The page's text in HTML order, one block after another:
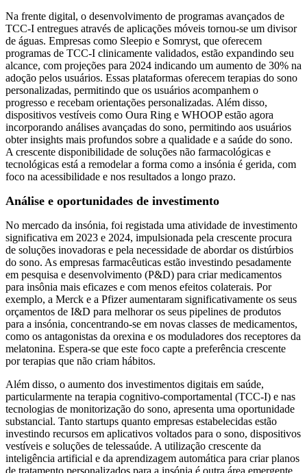
Na frente digital, o desenvolvimento de programas avançados de
TCC-I entregues através de aplicações móveis tornou-se um divisor
de águas. Empresas como Sleepio e Somryst, que oferecem
programas de TCC-I clinicamente validados, estão expandindo seu
alcance, com projeções para 2024 indicando um aumento de 30% na
adoção pelos usuários. Essas plataformas oferecem terapias do sono
personalizadas, permitindo que os usuários acompanhem o
progresso e recebam orientações personalizadas. Além disso,
dispositivos vestíveis como Oura Ring e WHOOP estão agora
incorporando análises avançadas do sono, permitindo aos usuários
obter insights mais profundos sobre a qualidade e a saúde do sono.
A crescente disponibilidade de soluções não farmacológicas e
tecnológicas está a remodelar a forma como a insónia é gerida, com
foco na acessibilidade e nos resultados a longo prazo.
Análise e oportunidades de investimento
No mercado da insónia, foi registada uma atividade de investimento
significativa em 2023 e 2024, impulsionada pela crescente procura
de soluções inovadoras e pela necessidade de abordar os distúrbios
do sono. As empresas farmacêuticas estão investindo pesadamente
em pesquisa e desenvolvimento (P&D) para criar medicamentos
para insônia mais eficazes e com menos efeitos colaterais. Por
exemplo, a Merck e a Pfizer aumentaram significativamente os seus
orçamentos de I&D para melhorar os seus pipelines de produtos
para a insónia, concentrando-se em novas classes de medicamentos,
como os antagonistas da orexina e os moduladores dos receptores da
melatonina. Espera-se que este foco capte a preferência crescente
por terapias que não criam hábitos.
Além disso, o aumento dos investimentos digitais em saúde,
particularmente na terapia cognitivo-comportamental (TCC-I) e nas
tecnologias de monitorização do sono, apresenta uma oportunidade
substancial. Tanto startups quanto empresas estabelecidas estão
investindo recursos em aplicativos voltados para o sono, dispositivos
vestíveis e soluções de telessaúde. A utilização crescente da
inteligência artificial e da aprendizagem automática para criar planos
de tratamento personalizados para a insónia é outra área emergente